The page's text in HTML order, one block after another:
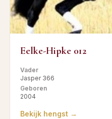
Eelke-Hipke 012
Vader
Jasper 366
Geboren
2004
Bekijk hengst →